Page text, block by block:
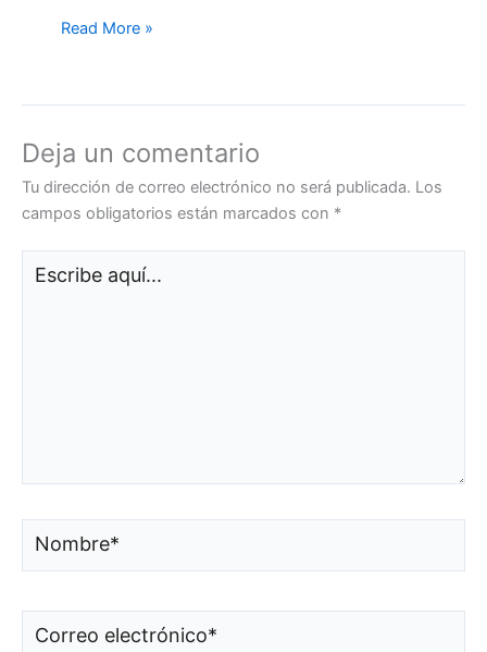
Read More »
Deja un comentario
Tu dirección de correo electrónico no será publicada. Los
campos obligatorios están marcados con *
aquí...
Correo